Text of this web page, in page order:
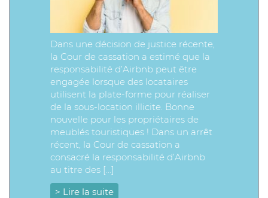
Dans une décision de justice récente,
la Cour de cassation a estimé que la
responsabilité d’Airbnb peut être
engagée lorsque des locataires
utilisent la plate-forme pour réaliser
de la sous-location illicite. Bonne
nouvelle pour les propriétaires de
meublés touristiques ! Dans un arrêt
récent, la Cour de cassation a
consacré la responsabilité d’Airbnb
au titre des […]
> Lire la suite